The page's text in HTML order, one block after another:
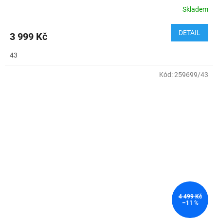
Skladem
3 999 Kč DETAIL
43
4 499 Kč
–11 %
Kód:259699/43